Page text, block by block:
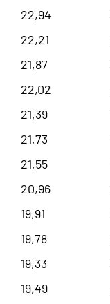
22,94
22,21
21,87
22,02
21,39
21,73
21,55
20,96
19,91
19,78
19,33
19,49